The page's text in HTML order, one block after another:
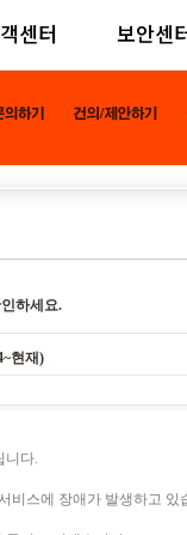
센터 보안센
하세요.
현재)
니다.
비스에 장애가 발생하고 있